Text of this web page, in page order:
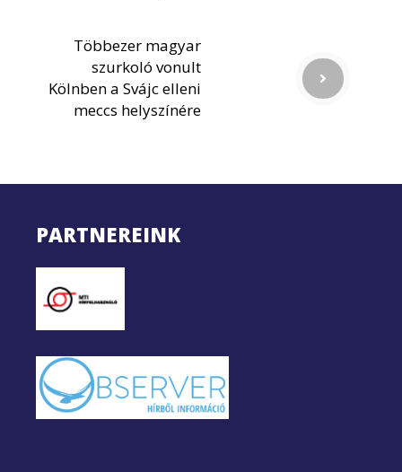
Többezer magyar
szurkoló vonult
Kölnben a Svájc elleni
meccs helyszínére
PARTNEREINK